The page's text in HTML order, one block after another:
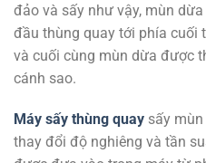
đảo và sấy như vậy, mùn
đầu thùng quay tới phía cuối
và cuối cùng mùn dừa được
cánh sao.
Máy sấy thùng quay sấy
thay đổi độ nghiêng và tần